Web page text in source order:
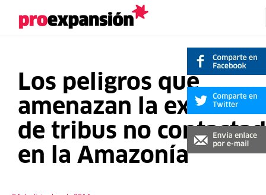
Los peligros que
amenazan la
de tribus no
en la Amazonía